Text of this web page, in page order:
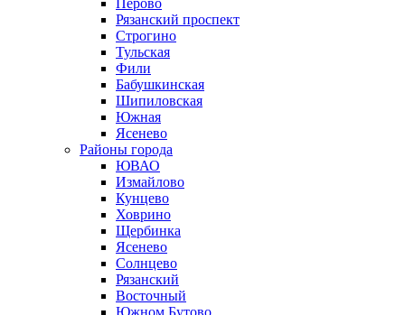
Перово
Рязанский проспект
Строгино
Тульская
Фили
Бабушкинская
Шипиловская
Южная
Ясенево
Районы города
ЮВАО
Измайлово
Кунцево
Ховрино
Щербинка
Ясенево
Солнцево
Рязанский
Восточный
Южном Бутово